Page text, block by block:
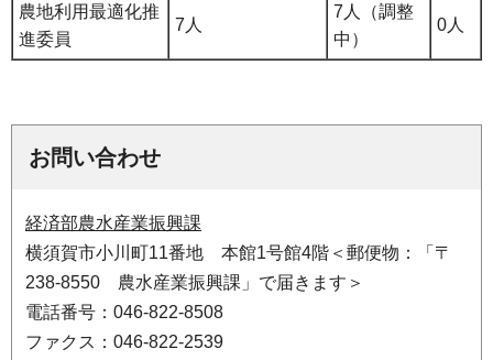
農地利用最適化推
進委員
7人
7人（調整
中）
0人
お問い合わせ
経済部農水産業振興課
横須賀市小川町11番地 本館1号館4階＜郵便物：「〒
238-8550 農水産業振興課」で届きます＞
電話番号：046-822-8508
ファクス：046-822-2539